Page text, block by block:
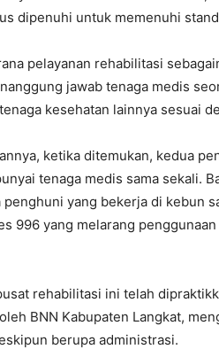
dipenuhi untuk memenuhi
pelayanan rehabilitasi
jawab tenaga medis
kesehatan lainnya sesuai
ketika ditemukan, kedua
tenaga medis sama sekali.
penghuni yang bekerja di kebun
996 yang melarang
rehabilitasi ini telah
BNN Kabupaten Langkat,
berupa administrasi.